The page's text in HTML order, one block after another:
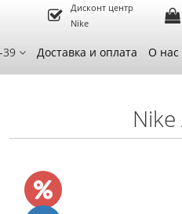
Дисконт центр
Nike
39 Доставка и оплата О нас